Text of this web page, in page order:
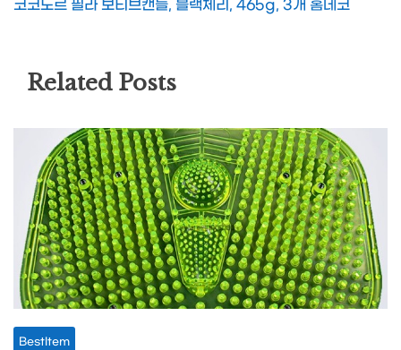
코코도르 필라 보티브캔들, 블랙체리, 465g, 3개 홈데코
Related Posts
BestItem